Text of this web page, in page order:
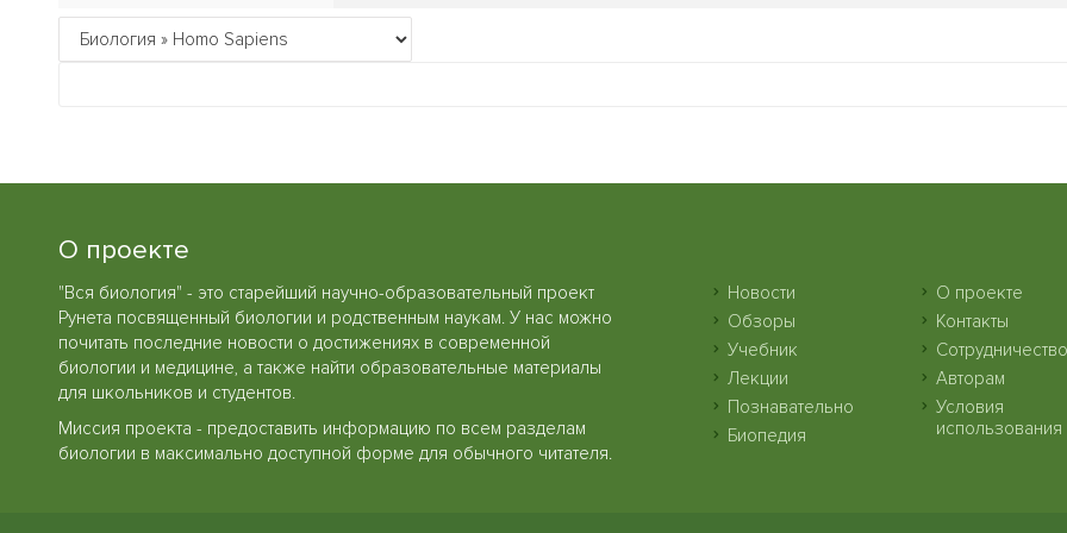
О проекте
"Вся биология" - это старейший научно-образовательный проект
Рунета посвященный биологии и родственным наукам. У нас можно
почитать последние новости о достижениях в современной
биологии и медицине, а также найти образовательные материалы
для школьников и студентов.
Миссия проекта - предоставить информацию по всем разделам
биологии в максимально доступной форме для обычного читателя.
Новости
Обзоры
Учебник
Лекции
Познавательно
Биопедия
О проекте
Контакты
Сотрудничество
Авторам
Условия
использования